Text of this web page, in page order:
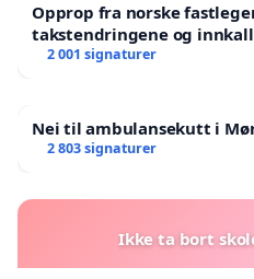
Opprop fra norske
takstendringene og
landsråd
2 001 signaturer
Nei til ambulansekutt i
2 803 signaturer
Ikke ta bort